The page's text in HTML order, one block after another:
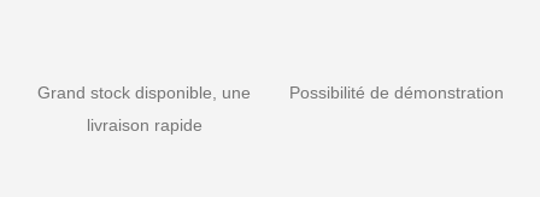
Grand stock disponible, une
livraison rapide
Possibilité de démonstration